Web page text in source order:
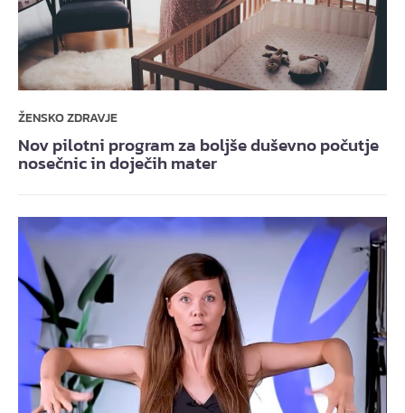
ŽENSKO ZDRAVJE
Nov pilotni program za boljše duševno počutje
nosečnic in doječih mater